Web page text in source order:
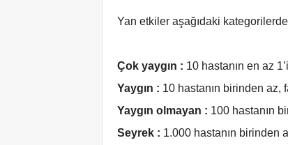
Yan etkiler aşağıdaki
Çok yaygın : 10 hastanın en az
Yaygın : 10 hastanın birinden az,
Yaygın olmayan : 100 hastanın
Seyrek : 1.000 hastanın birinden